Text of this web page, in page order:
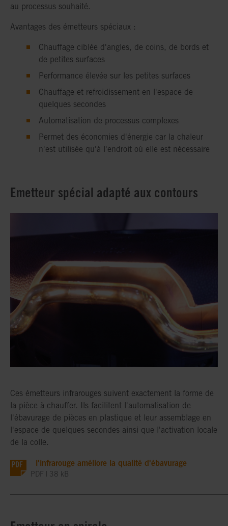
au processus souhaité.
Avantages des émetteurs spéciaux :
Chauffage ciblée d'angles, de coins, de bords et
de petites surfaces
Performance élevée sur les petites surfaces
Chauffage et refroidissement en l'espace de
quelques secondes
Automatisation de processus complexes
Permet des économies d'énergie car la chaleur
n'est utilisée qu'à l'endroit où elle est nécessaire
Emetteur spécial adapté aux contours
Ces émetteurs infrarouges suivent exactement la forme de
la pièce à chauffer. Ils facilitent l'automatisation de
l'ébavurage de pièces en plastique et leur assemblage en
l'espace de quelques secondes ainsi que l'activation locale
de la colle.
l'infrarouge améliore la qualité d'ébavurage
PDF | 38 kB